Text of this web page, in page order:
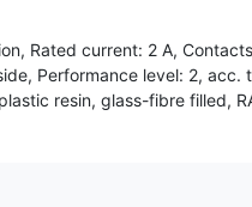
Rated current: 2 A,
Performance level: 2,
resin, glass-fibre filled,